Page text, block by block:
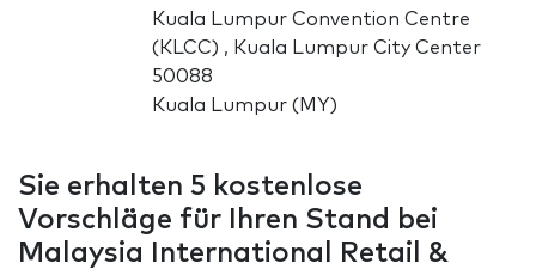
Kuala Lumpur Convention Centre
(KLCC) , Kuala Lumpur City Center
50088
Kuala Lumpur (MY)
Sie erhalten 5 kostenlose
Vorschläge für Ihren Stand bei
Malaysia International Retail &